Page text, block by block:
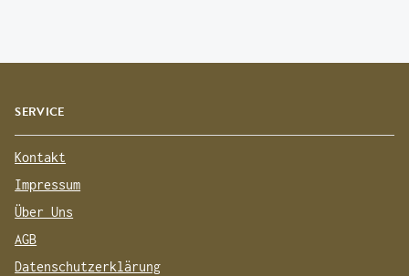
SERVICE
Kontakt
Impressum
Über Uns
AGB
Datenschutzerklärung